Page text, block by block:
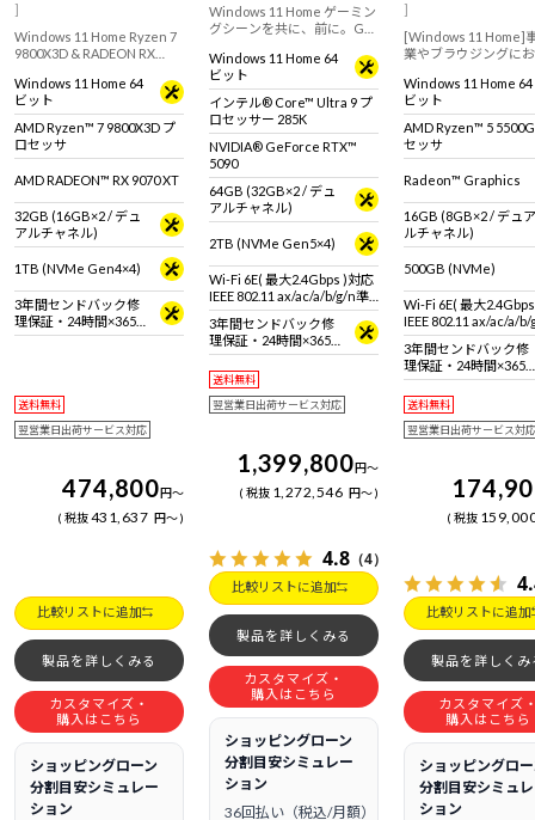
]
Windows 11 Home Ryzen 7
9800X3D & RADEON RX
タワー型ゲーミングデスク
トップPC。『Minecraft:
Java & Bedrock Edition for
PC』付属。※モニタ・マウ
ス・キーボードは別売りで
Windows 11 Home 64
ビット
AMD Ryzen™ 7 9800X3D プ
ロセッサ
AMD RADEON™ RX 9070 XT
32GB (16GB×2 / デュ
アルチャネル)
1TB (NVMe Gen4×4)
3年間センドバック修
理保証・24時間×365
日電話サポート
送料無料
翌営業日出荷サービス対応
474,800円～
税抜431,637 円～
比較リストに追加
製品を詳しくみる
カスタマイズ・
購入はこちら
ショッピングローン
分割目安シミュレー
ション
Windows 11 Home ゲーミン
グシーンを共に、前に。G
グPC！GeForce RTX 5090 &
インテル Core Ultra 9 プロ
セッサー 285K 搭載。※モニ
タ・マウス・キーボードは
別売りです。
Windows 11 Home 64
ビット
インテル® Core™ Ultra 9 プ
ロセッサー 285K
NVIDIA® GeForce RTX™
5090
64GB (32GB×2 / デュ
アルチャネル)
2TB (NVMe Gen5×4)
Wi-Fi 6E( 最大2.4Gbps )対応
IEEE 802.11 ax/ac/a/b/g/n準
拠 ＋ Bluetooth 5内蔵
3年間センドバック修
理保証・24時間×365
日電話サポート
送料無料
翌営業日出荷サービス対応
1,399,800円～
税抜 1,272,546 円～
4.8 （4）
比較リストに追加
製品を詳しくみる
カスタマイズ・
購入はこちら
ショッピングローン
分割目安シミュレー
ション
36回払い（税込/月額）
]
[Windows 11 Home]
業やブラウジングに
ップパソコン。【キ
ド・マウス標準付属】
Windows 11 Home 64
ビット
AMD Ryzen™ 5
セッサ
Radeon™ Graphics
16GB (8GB×2 / デュア
ルチャネル)
500GB (NVMe)
Wi-Fi 6E( 最大
IEEE 802.11 ax/ac/a/
拠 ＋ Bluetooth 5内蔵
3年間センドバック修
理保証・24時間×365
日電話サポート
送料無料
翌営業日出荷サービス対応
税抜
比較リストに追加
製品を詳しくみ
カスタマイズ
購入はこちら
ショッピングロ
分割目安シミュ
ション